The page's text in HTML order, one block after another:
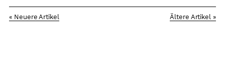
« Neuere Artikel Ältere Artikel »